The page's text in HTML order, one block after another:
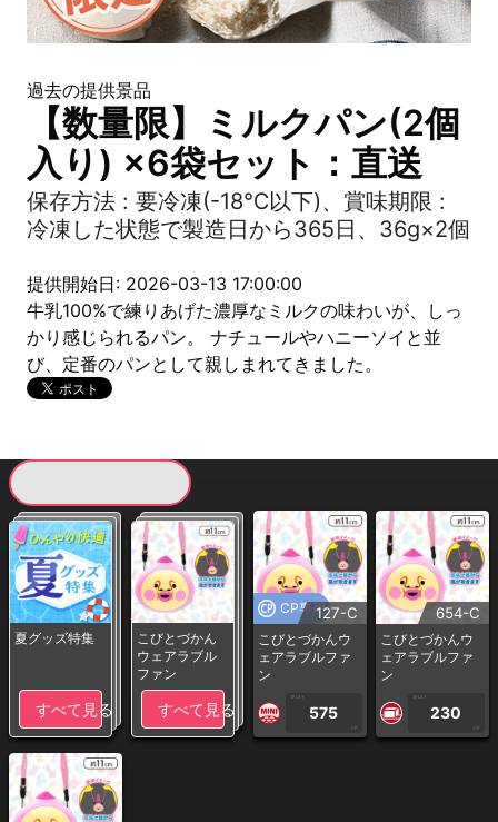
過去の提供景品
【数量限】ミルクパン(2個
入り) ×6袋セット：直送
保存方法 : 要冷凍(-18℃以下)、賞味期限 :
冷凍した状態で製造日から365日、36g×2個
提供開始日: 2026-03-13 17:00:00
牛乳100%で練りあげた濃厚なミルクの味わいが、しっ
かり感じられるパン。 ナチュールやハニーソイと並
び、定番のパンとして親しまれてきました。
夏グッズ特集
すべて見る
こびとづかん
ウェアラブル
ファン
すべて見る
CP専用127-C
こびとづかんウ
ェアラブルファ
ン
1PLAY
575
CP
654-C
こびとづかんウ
ェアラブルファ
ン
1PLAY
230
CP